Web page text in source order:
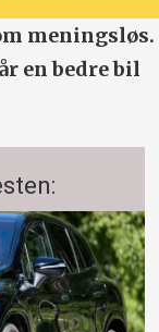
meningsløs.
en bedre bil